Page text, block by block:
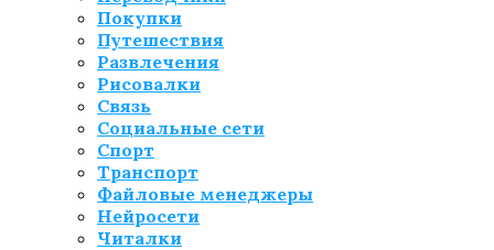
Покупки
Путешествия
Развлечения
Рисовалки
Связь
Социальные сети
Спорт
Транспорт
Файловые менеджеры
Нейросети
Читалки